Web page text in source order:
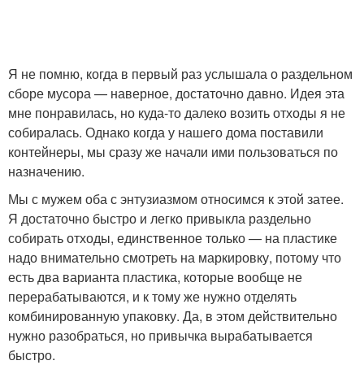
Я не помню, когда в первый раз услышала о раздельном
сборе мусора — наверное, достаточно давно. Идея эта
мне понравилась, но куда-то далеко возить отходы я не
собиралась. Однако когда у нашего дома поставили
контейнеры, мы сразу же начали ими пользоваться по
назначению.
Мы с мужем оба с энтузиазмом относимся к этой затее.
Я достаточно быстро и легко привыкла раздельно
собирать отходы, единственное только — на пластике
надо внимательно смотреть на маркировку, потому что
есть два варианта пластика, которые вообще не
перерабатываются, и к тому же нужно отделять
комбинированную упаковку. Да, в этом действительно
нужно разобраться, но привычка вырабатывается
быстро.